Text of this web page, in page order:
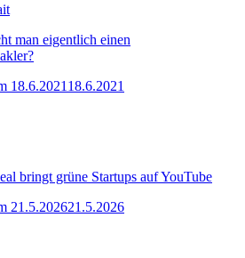
man eigentlich einen
18.6.2021
bringt grüne Startups auf YouTube
21.5.2026